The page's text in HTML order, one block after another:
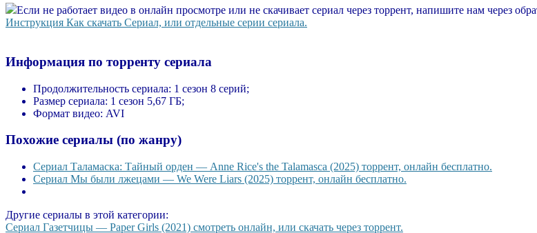
Если не работает видео в онлайн просмотре или не скачивает сериал через торрент, напишите нам через
Инструкция Как скачать Сериал, или отдельные серии сериала.
Информация по торренту сериала
Продолжительность сериала: 1 сезон 8 серий;
Размер сериала: 1 сезон 5,67 ГБ;
Формат видео: AVI
Похожие сериалы (по жанру)
Сериал Таламаска: Тайный орден — Anne Rice's the Talamasca (2025) торрент, онлайн бесплатно.
Сериал Мы были лжецами — We Were Liars (2025) торрент, онлайн бесплатно.
Другие сериалы в этой категории:
Сериал Газетчицы — Paper Girls (2021) смотреть онлайн, или скачать через торрент.